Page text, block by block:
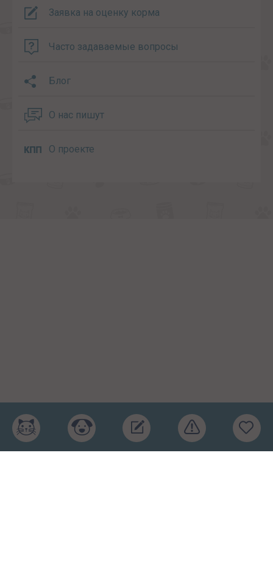
Заявка на оценку корма
Часто задаваемые вопросы
Блог
О нас пишут
О проекте